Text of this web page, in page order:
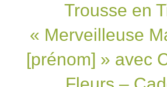
Trousse en
« Merveilleuse
[prénom] » avec